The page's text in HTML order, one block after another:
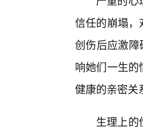
信任的崩塌
创伤后应激
响她们一生
健康的亲密关
生理上的